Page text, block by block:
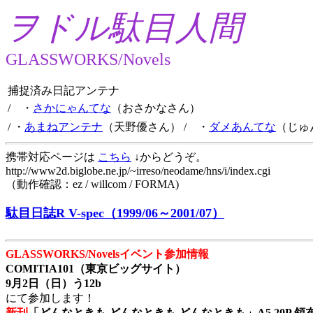
ヲドル駄目人間
GLASSWORKS/Novels
捕捉済み日記アンテナ
/ ・ さかにゃんてな （おさかなさん）
/ ・ あまねアンテナ （天野優さん） / ・ ダメあんてな （じ
携帯対応ページは こちら ↓からどうぞ。
http://www2d.biglobe.ne.jp/~irreso/neodame/hns/i/index.cgi
（動作確認：ez / willcom / FORMA)
駄目日誌R V-spec（1999/06～2001/07）
GLASSWORKS/Novelsイベント参加情報
COMITIA101（東京ビッグサイト）
9月2日（日）う12b
にて参加します！